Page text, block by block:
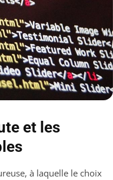
et les
à laquelle le choix